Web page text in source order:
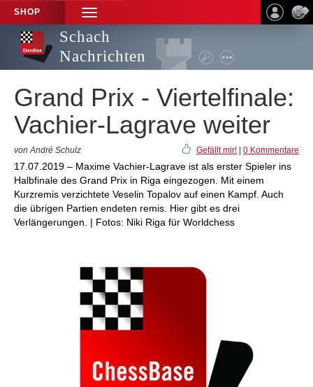
SHOP
TOGGLE
NAVIGATION
Schach
Nachrichten
Grand Prix - Viertelfinale:
Vachier-Lagrave weiter
von André Schulz Gefällt mir! 0 Kommentare
17.07.2019 – Maxime Vachier-Lagrave ist als erster Spieler ins
Halbfinale des Grand Prix in Riga eingezogen. Mit einem
Kurzremis verzichtete Veselin Topalov auf einen Kampf. Auch
die übrigen Partien endeten remis. Hier gibt es drei
Verlängerungen. | Fotos: Niki Riga für Worldchess